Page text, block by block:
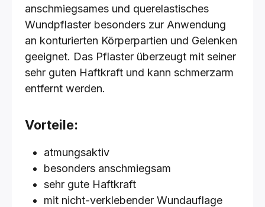
anschmiegsames und querelastisches
Wundpflaster besonders zur Anwendung
an konturierten Körperpartien und Gelenken
geeignet. Das Pflaster überzeugt mit seiner
sehr guten Haftkraft und kann schmerzarm
entfernt werden.
Vorteile:
atmungsaktiv
besonders anschmiegsam
sehr gute Haftkraft
mit nicht-verklebender Wundauflage